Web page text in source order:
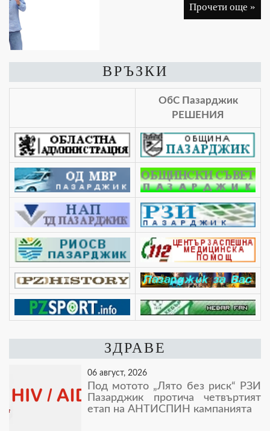
Прочети още »
ВРЪЗКИ
ОбС Пазарджик
РЕШЕНИЯ
ЗДРАВЕ
06 август, 2026
Под мотото „Лято без риск“ РЗИ
Пазарджик протича четвъртият
етап на АНТИСПИН кампанията